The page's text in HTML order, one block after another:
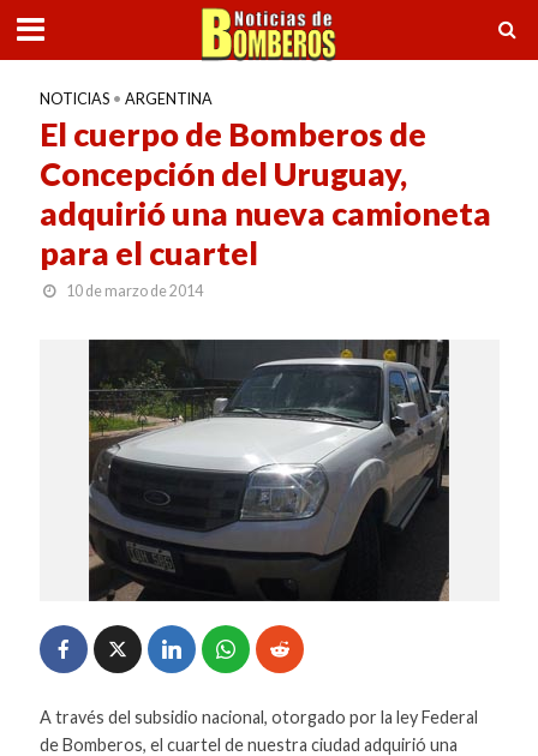
NOTICIAS • ARGENTINA
El cuerpo de Bomberos de
Concepción del Uruguay,
adquirió una nueva camioneta
para el cuartel
10 de marzo de 2014
A través del subsidio nacional, otorgado por la ley Federal
de Bomberos, el cuartel de nuestra ciudad adquirió una